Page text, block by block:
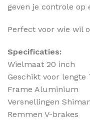
geven je controle op
Perfect voor wie wil
Specificaties:
Wielmaat 20 inch
Geschikt voor lengte
Frame Aluminium
Versnellingen
Remmen V-brakes